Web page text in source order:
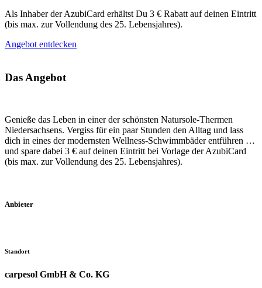
Als Inhaber der AzubiCard erhältst Du 3 € Rabatt auf deinen Eintritt
(bis max. zur Vollendung des 25. Lebensjahres).
Angebot entdecken
Das Angebot
Genieße das Leben in einer der schönsten Natursole-Thermen
Niedersachsens. Vergiss für ein paar Stunden den Alltag und lass
dich in eines der modernsten Wellness-Schwimmbäder entführen …
und spare dabei 3 € auf deinen Eintritt bei Vorlage der AzubiCard
(bis max. zur Vollendung des 25. Lebensjahres).
Anbieter
Standort
carpesol GmbH & Co. KG